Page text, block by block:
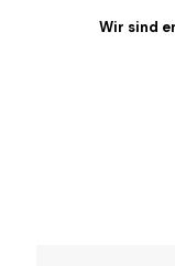
Wir sind